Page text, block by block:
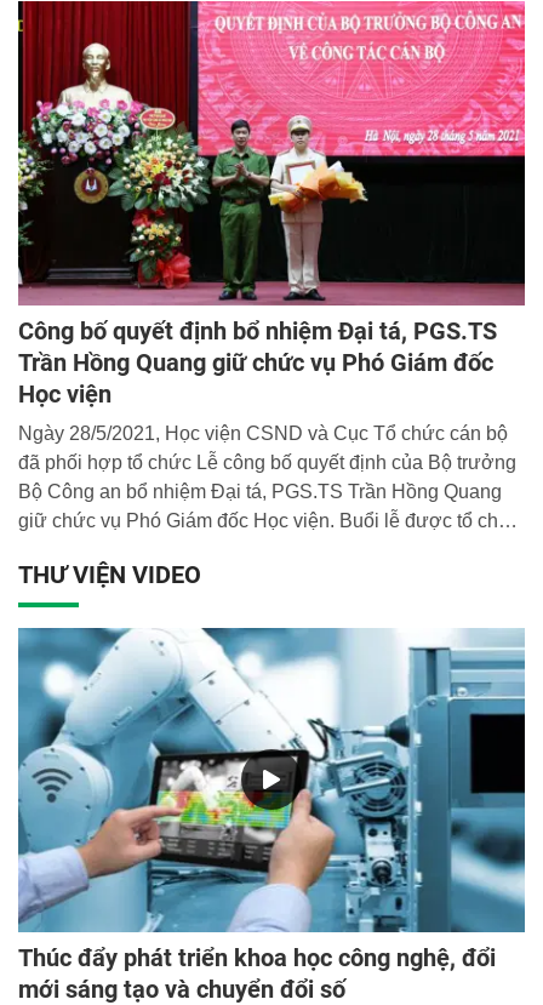
Công bố quyết định bổ nhiệm Đại tá, PGS.TS
Trần Hồng Quang giữ chức vụ Phó Giám đốc
Học viện
Ngày 28/5/2021, Học viện CSND và Cục Tổ chức cán bộ
đã phối hợp tổ chức Lễ công bố quyết định của Bộ trưởng
Bộ Công an bổ nhiệm Đại tá, PGS.TS Trần Hồng Quang
giữ chức vụ Phó Giám đốc Học viện. Buổi lễ được tổ chức
tế.
THƯ VIỆN VIDEO
Thúc đẩy phát triển khoa học công nghệ, đổi
mới sáng tạo và chuyển đổi số